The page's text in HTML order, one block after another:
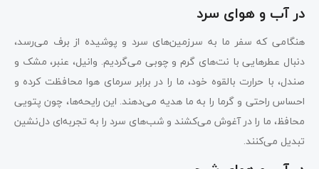
در آب و هوای سرد
هنگامی که سفر ما به سرزمین‌های سرد و پوشیده از برف می‌رسد،
دنبال عطرهایی با نت‌های گرم و چوبی می‌گردیم. وانیل، عنبر، مشک و
صندل، با حرارت بالقوه خود، ما را در برابر سرمای هوا محافظت کرده و
احساس راحتی و گرما را به ما هدیه می‌دهند. این رایحه‌ها، چون پتویی
محافظ، ما را در آغوش می‌کشند و شب‌های سرد را به تجربه‌ای دل‌نشین
تبدیل می‌کنند.